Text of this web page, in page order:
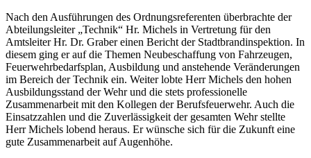
Nach den Ausführungen des Ordnungsreferenten überbrachte der
Abteilungsleiter „Technik“ Hr. Michels in Vertretung für den
Amtsleiter Hr. Dr. Graber einen Bericht der Stadtbrandinspektion. In
diesem ging er auf die Themen Neubeschaffung von Fahrzeugen,
Feuerwehrbedarfsplan, Ausbildung und anstehende Veränderungen
im Bereich der Technik ein. Weiter lobte Herr Michels den hohen
Ausbildungsstand der Wehr und die stets professionelle
Zusammenarbeit mit den Kollegen der Berufsfeuerwehr. Auch die
Einsatzzahlen und die Zuverlässigkeit der gesamten Wehr stellte
Herr Michels lobend heraus. Er wünsche sich für die Zukunft eine
gute Zusammenarbeit auf Augenhöhe.